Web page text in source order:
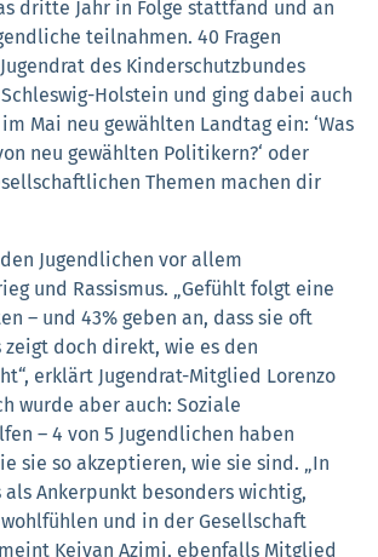
dritte Jahr in Folge stattfand und an
teilnahmen. 40 Fragen
des Kinderschutzbundes
Holstein und ging dabei auch
Mai neu gewählten Landtag ein: ‘Was
neu gewählten Politikern?‘ oder
Themen machen dir
Jugendlichen vor allem
und Rassismus. „Gefühlt folgt eine
– und 43% geben an, dass sie oft
zeigt doch direkt, wie es den
erklärt Jugendrat-Mitglied Lorenzo
wurde aber auch: Soziale
– 4 von 5 Jugendlichen haben
sie so akzeptieren, wie sie sind. „In
als Ankerpunkt besonders wichtig,
und in der Gesellschaft
Keivan Azimi, ebenfalls Mitglied